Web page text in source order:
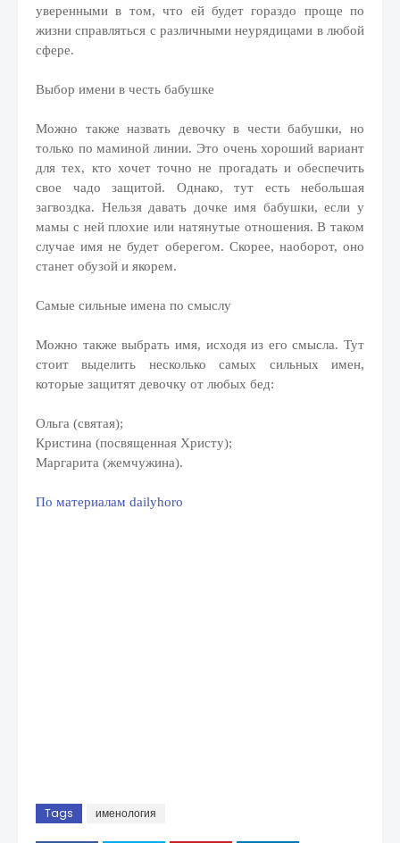
уверенными в том, что ей будет гораздо проще по
жизни справляться с различными неурядицами в любой
сфере.
Выбор имени в честь бабушке
Можно также назвать девочку в чести бабушки, но
только по маминой линии. Это очень хороший вариант
для тех, кто хочет точно не прогадать и обеспечить
свое чадо защитой. Однако, тут есть небольшая
загвоздка. Нельзя давать дочке имя бабушки, если у
мамы с ней плохие или натянутые отношения. В таком
случае имя не будет оберегом. Скорее, наоборот, оно
станет обузой и якорем.
Самые сильные имена по смыслу
Можно также выбрать имя, исходя из его смысла. Тут
стоит выделить несколько самых сильных имен,
которые защитят девочку от любых бед:
Ольга (святая);
Кристина (посвященная Христу);
Маргарита (жемчужина).
По материалам dailyhoro
Tags именология